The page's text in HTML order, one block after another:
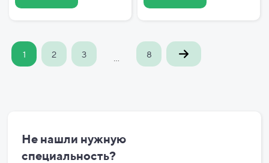
1 2 3 8
Не нашли нужную
специальность?